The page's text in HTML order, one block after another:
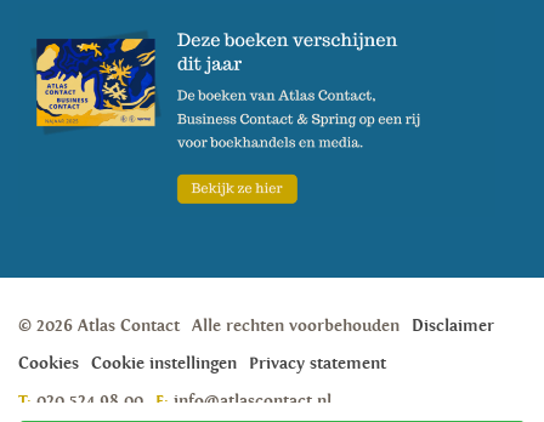
© 2026 Atlas Contact Alle rechten voorbehouden
Disclaimer
Cookies
Cookie instellingen
Privacy statement
T: 020 524 98 00 E: info@atlascontact.nl